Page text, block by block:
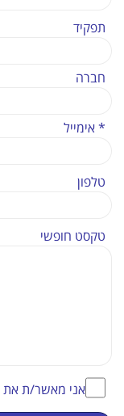
תפקיד
חברה
* אימייל
טלפון
טקסט חופשי
אני מאשר/ת את